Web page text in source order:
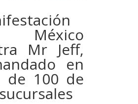
México
Mr Jeff,
en
de 100 de